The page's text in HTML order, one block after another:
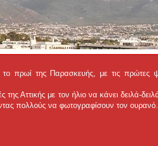
το πρωί της Παρασκευής, με τις πρώτες
Αττικής με τον ήλιο να κάνει δειλά-
πολλούς να φωτογραφίσουν τον ουρανό.